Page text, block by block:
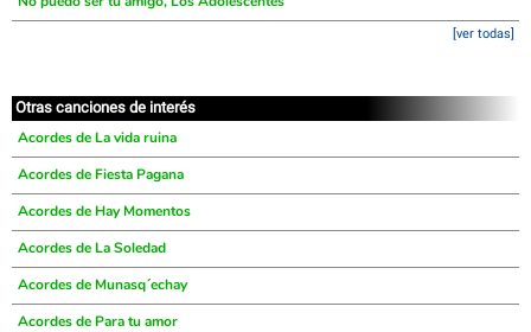
[ver todas]
Otras canciones de interés
Acordes de La vida ruina
Acordes de Fiesta Pagana
Acordes de Hay Momentos
Acordes de La Soledad
Acordes de Munasq´echay
Acordes de Para tu amor